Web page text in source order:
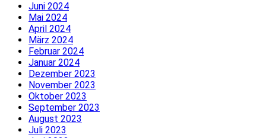
Juni 2024
Mai 2024
April 2024
März 2024
Februar 2024
Januar 2024
Dezember 2023
November 2023
Oktober 2023
September 2023
August 2023
Juli 2023